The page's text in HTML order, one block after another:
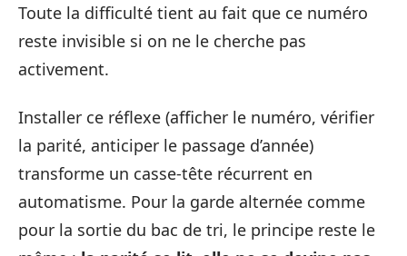
Toute la difficulté tient au fait que ce numéro
reste invisible si on ne le cherche pas
activement.
Installer ce réflexe (afficher le numéro, vérifier
la parité, anticiper le passage d’année)
transforme un casse-tête récurrent en
automatisme. Pour la garde alternée comme
pour la sortie du bac de tri, le principe reste le